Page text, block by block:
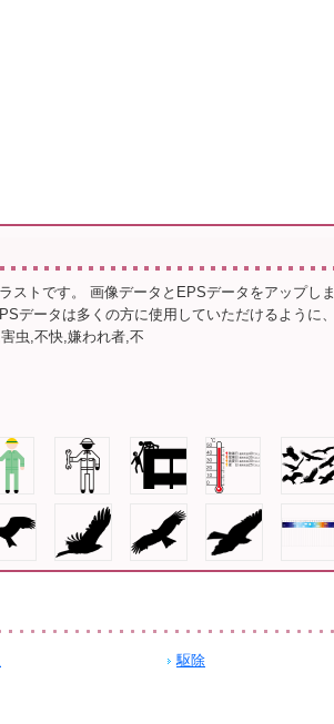
トです。 画像データとEPSデータをアップしま
データは多くの方に使用していただけるように、
虫,不快,嫌われ者,不
駆除